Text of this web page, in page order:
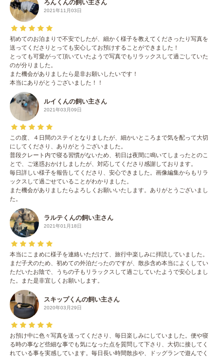
ろんくんの飼い主さん
2021年11月03日
初めてのお泊まりで不安でしたが、細かく様子を教えてくださったり写真を
送ってくださりとっても安心してお預けすることができました！
とっても可愛がって頂いていたようで写真でもリラックスして過ごしていた
のが分りました。
また機会がありましたら是非お願いしたいです！
本当にありがとうございました！！
ルイくんの飼い主さん
2021年03月09日
この度、４日間のステイとなりましたが、細かいところまで気を配って大切
にしてくださり、ありがとうございました。
普段クレート内で寝る習慣がないため、初日は夜間に鳴いてしまったとのこ
とで、ご迷惑おかけしましたが、対応してくださり感謝しております。
毎日詳しい様子を報告してくださり、安心できました。画像編集からもリラ
ックスして過ごせていることがわかりました。
また機会がありましたらよろしくお願いいたします。ありがとうございまし
た。
ラルテくんの飼い主さん
2021年01月18日
本当にこまめに様子を連絡いただけて、旅行中楽しみに拝読していました。
まだ子犬のため、初めての外泊だったのですが、散歩含め本当によくしてい
ただいたお陰で、うちの子もリラックスして過ごしていたようで安心しまし
た。また是非宜しくお願いします。
スキップくんの飼い主さん
2020年03月29日
お預け中に色々写真を送ってくださり、毎日楽しみにしていました。便や寝
る時の事など些細な事でも気になった点を質問して下さり、大切に接してく
れている事を実感しています。毎日長い時間散歩や、ドッグランで遊んでく